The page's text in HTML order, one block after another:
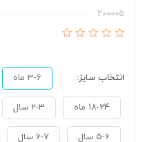
200005
انتخاب سایز: 3-6 ماه
18-24 ماه 2-3 سال
5-6 سال 6-7 سال